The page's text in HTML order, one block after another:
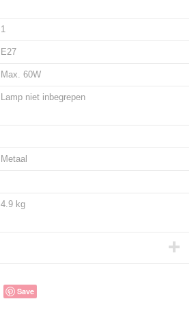
1
E27
Max. 60W
Lamp niet inbegrepen
Metaal
4.9 kg
Save